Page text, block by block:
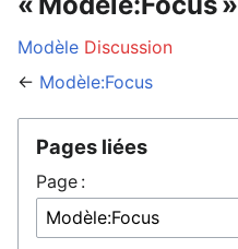
Modèle Discussion
← Modèle:Focus
Pages liées
Page :